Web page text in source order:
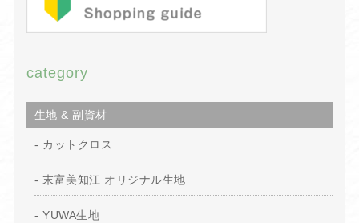
category
生地 & 副資材
カットクロス
末富美知江 オリジナル生地
YUWA生地